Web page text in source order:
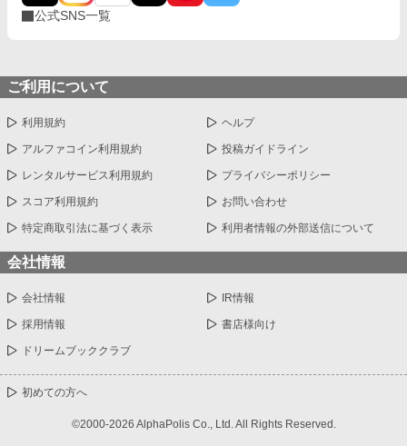
公式SNS一覧
ご利用について
利用規約 ヘルプ
アルファコイン利用規約 投稿ガイドライン
レンタルサービス利用規約 プライバシーポリシー
スコア利用規約 お問い合わせ
特定商取引法に基づく表示 利用者情報の外部送信について
会社情報
会社情報 IR情報
採用情報 書店様向け
ドリームブッククラブ
初めての方へ
©2000-2026 AlphaPolis Co., Ltd. All Rights Reserved.